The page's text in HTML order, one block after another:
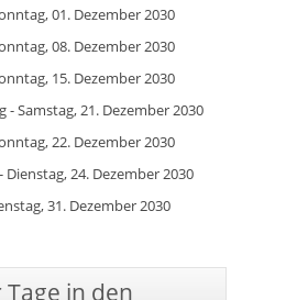
01. Dezember 2030
08. Dezember 2030
15. Dezember 2030
- Samstag, 21. Dezember 2030
22. Dezember 2030
Dienstag, 24. Dezember 2030
31. Dezember 2030
Tage in den